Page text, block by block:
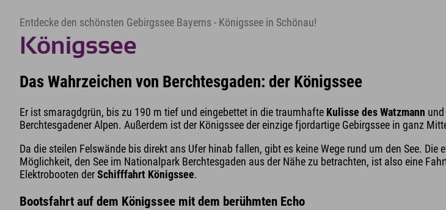
Entdecke den schönsten Gebirgssee Bayerns - Königssee in Schönau!
Königssee
Das Wahrzeichen von Berchtesgaden: der Königssee
Er ist smaragdgrün, bis zu 190 m tief und eingebettet in die traumhafte Kulisse des Watzmann
Berchtesgadener Alpen. Außerdem ist der Königssee der einzige fjordartige Gebirgssee in ganz
Da die steilen Felswände bis direkt ans Ufer hinab fallen, gibt es keine Wege rund um den See. Die
Möglichkeit, den See im Nationalpark Berchtesgaden aus der Nähe zu betrachten, ist also eine
Elektrobooten derSchifffahrt Königssee.
Bootsfahrt auf dem Königssee mit dem berühmten Echo